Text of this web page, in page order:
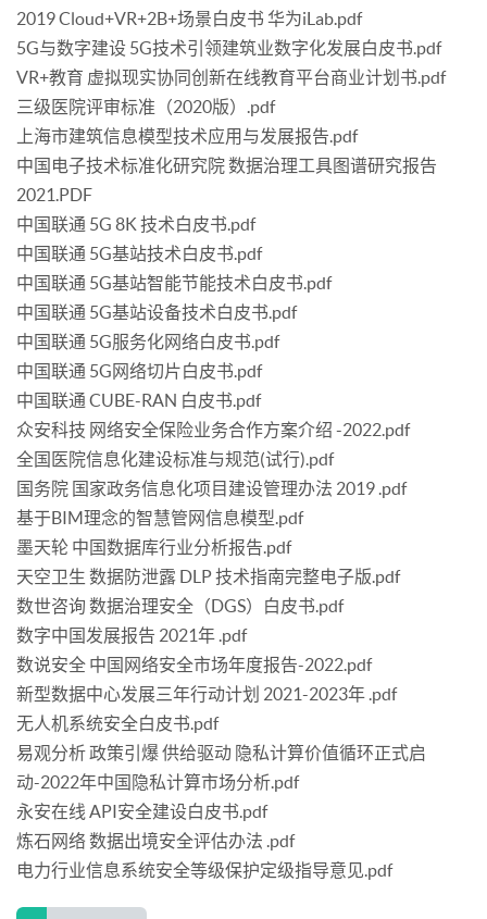
2019 Cloud+VR+2B+场景白皮书 华为iLab.pdf
5G与数字建设 5G技术引领建筑业数字化发展白皮书.pdf
VR+教育 虚拟现实协同创新在线教育平台商业计划书.pdf
三级医院评审标准（2020版）.pdf
上海市建筑信息模型技术应用与发展报告.pdf
中国电子技术标准化研究院 数据治理工具图谱研究报告
2021.PDF
中国联通 5G 8K 技术白皮书.pdf
中国联通 5G基站技术白皮书.pdf
中国联通 5G基站智能节能技术白皮书.pdf
中国联通 5G基站设备技术白皮书.pdf
中国联通 5G服务化网络白皮书.pdf
中国联通 5G网络切片白皮书.pdf
中国联通 CUBE-RAN 白皮书.pdf
众安科技 网络安全保险业务合作方案介绍 -2022.pdf
全国医院信息化建设标准与规范(试行).pdf
国务院 国家政务信息化项目建设管理办法 2019 .pdf
基于BIM理念的智慧管网信息模型.pdf
墨天轮 中国数据库行业分析报告.pdf
天空卫生 数据防泄露 DLP 技术指南完整电子版.pdf
数世咨询 数据治理安全（DGS）白皮书.pdf
数字中国发展报告 2021年 .pdf
数说安全 中国网络安全市场年度报告-2022.pdf
新型数据中心发展三年行动计划 2021-2023年 .pdf
无人机系统安全白皮书.pdf
易观分析 政策引爆 供给驱动 隐私计算价值循环正式启
动-2022年中国隐私计算市场分析.pdf
永安在线 API安全建设白皮书.pdf
炼石网络 数据出境安全评估办法 .pdf
电力行业信息系统安全等级保护定级指导意见.pdf